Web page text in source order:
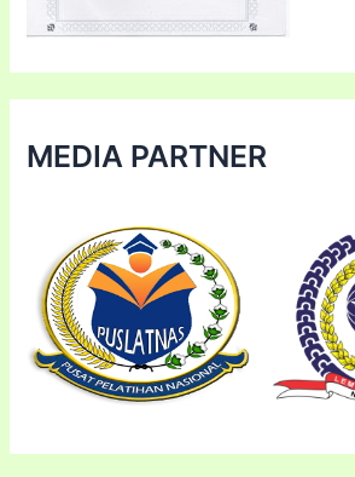
MEDIA PARTNER